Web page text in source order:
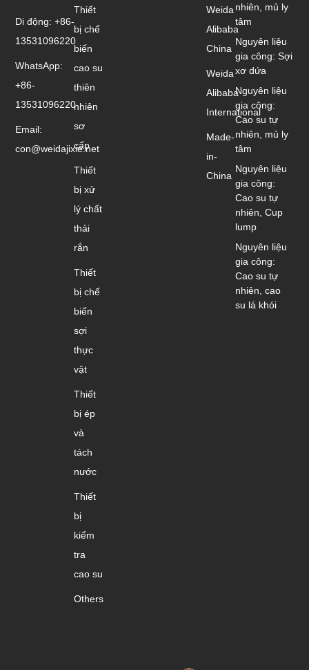
Weida
Alibaba
China
Weida
Alibaba
International
Made-
in-
China
Thiết
bị chế
biến
cao su
thiên
nhiên
sơ
cấp
Thiết
bị xử
lý chất
thải
rắn
Thiết
bị chế
biến
sợi
thực
vật
Thiết
bị ép
và
tách
nước
Thiết
bị
kiểm
tra
cao su
Others
nhiên, mủ ly
tâm
Nguyên liệu
gia công: Sợi
xơ dứa
Nguyên liệu
gia công:
Cao su tự
nhiên, mủ ly
tâm
Nguyên liệu
gia công:
Cao su tự
nhiên, Cup
lump
Nguyên liệu
gia công:
Cao su tự
nhiên, cao
su lá khói
Di động: +86-
13531096220
WhatsApp:
+86-
13531096220
Email:
con@weidajixie.net